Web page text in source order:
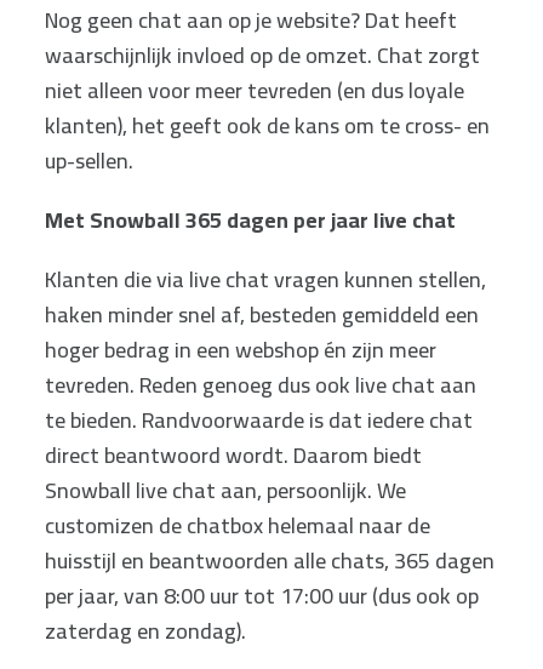
Nog geen chat aan op je website? Dat heeft
waarschijnlijk invloed op de omzet. Chat zorgt
niet alleen voor meer tevreden (en dus loyale
klanten), het geeft ook de kans om te cross- en
up-sellen.
Met Snowball 365 dagen per jaar live chat
Klanten die via live chat vragen kunnen stellen,
haken minder snel af, besteden gemiddeld een
hoger bedrag in een webshop én zijn meer
tevreden. Reden genoeg dus ook live chat aan
te bieden. Randvoorwaarde is dat iedere chat
direct beantwoord wordt. Daarom biedt
Snowball live chat aan, persoonlijk. We
customizen de chatbox helemaal naar de
huisstijl en beantwoorden alle chats, 365 dagen
per jaar, van 8:00 uur tot 17:00 uur (dus ook op
zaterdag en zondag).